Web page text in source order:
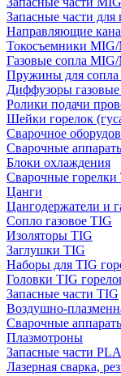
Запасные части
Направляющие
Токосъемники
Газовые сопла
Пружины для
Диффузоры
Ролики подачи
Шейки горелок
Сварочное
Сварочные
Блоки охлаждения
Сварочные горелки
Цанги
Цангодержатели и
Сопло газовое TIG
Изоляторы TIG
Заглушки TIG
Наборы для TIG
Головки TIG
Запасные части TIG
Воздушно-
Сварочные
Плазмотроны
Запасные части
Лазерная сварка,